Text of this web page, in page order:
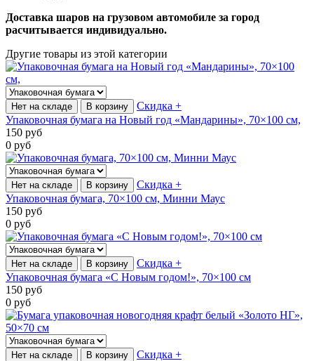
Доставка шаров на грузовом автомобиле за город
расчитывается индивидуально.
Другие товары из этой категории
Нет на складе В корзину
Скидка +
Упаковочная бумага на Новый год «Мандарины», 70×100 см,
150 руб
0 руб
Нет на складе В корзину
Скидка +
Упаковочная бумага, 70×100 см, Минни Маус
150 руб
0 руб
Нет на складе В корзину
Скидка +
Упаковочная бумага «С Новым годом!», 70×100 см
150 руб
0 руб
Нет на складе В корзину
Скидка +